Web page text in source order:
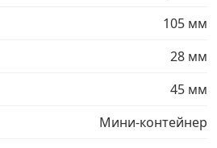
105 мм
28 мм
45 мм
Мини-контейнер